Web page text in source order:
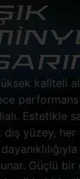
kaliteli
Estetikle
dış yüzey,
Güçlü bir